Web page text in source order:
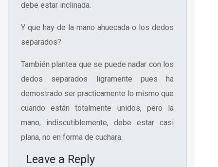
debe estar inclinada.
Y que hay de la mano ahuecada o los dedos
separados?
También plantea que se puede nadar con los
dedos separados ligramente pues ha
demostrado ser practicamente lo mismo que
cuando están totalmente unidos, pero la
mano, indiscutiblemente, debe estar casi
plana, no en forma de cuchara.
Leave a Reply